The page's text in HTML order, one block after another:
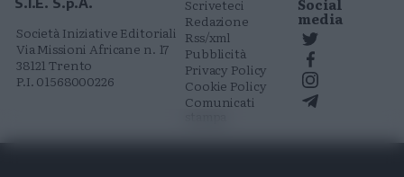
Società Iniziative Editoriali
Via Missioni Africane n. 17
38121 Trento
P.I. 01568000226
Scriveteci
Redazione
Rss/xml
Pubblicità
Privacy Policy
Cookie Policy
Comunicati
media